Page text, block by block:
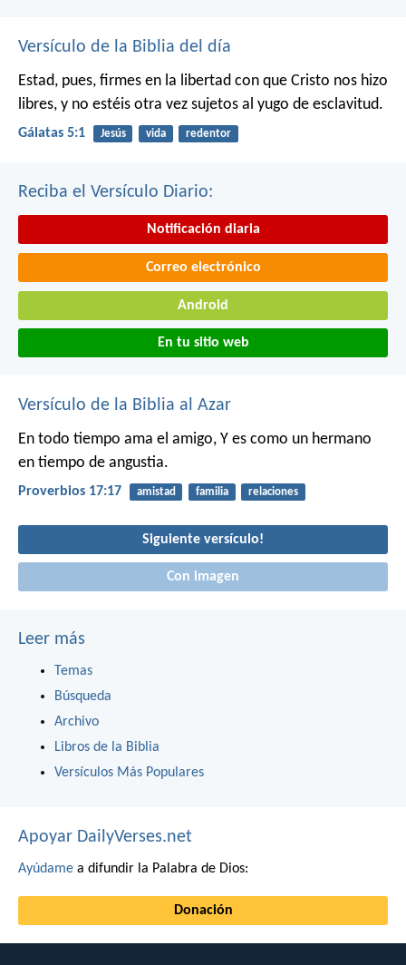
Versículo de la Biblia del día
Estad, pues, firmes en la libertad con que Cristo nos hizo
libres, y no estéis otra vez sujetos al yugo de esclavitud.
Gálatas 5:1 Jesús vida redentor
Reciba el Versículo Diario:
Notificación diaria
Correo electrónico
Android
En tu sitio web
Versículo de la Biblia al Azar
En todo tiempo ama el amigo, Y es como un hermano
en tiempo de angustia.
Proverbios 17:17 amistad familia relaciones
Siguiente versículo!
Con imagen
Leer más
Temas
Búsqueda
Archivo
Libros de la Biblia
Versículos Más Populares
Apoyar DailyVerses.net
Ayúdame a difundir la Palabra de Dios:
Donación